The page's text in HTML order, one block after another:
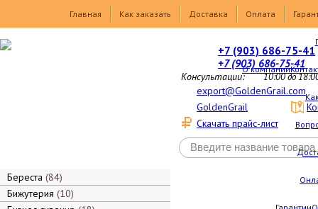
Главная
Как заказать Доставка Оплата
О компании
+7 (903) 686-75-41
+7 (903) 686-75-41
Консультации: 10:00 до
export@GoldenGrail.com
GoldenGrail
Скачать прайс-лист
Береста 84
Бижутерия 10